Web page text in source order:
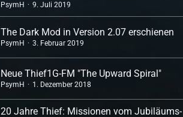
PsymH 9. Juli 2019
The Dark Mod in Version 2.07 erschienen
PsymH 3. Februar 2019
Neue Thief1G-FM "The Upward Spiral"
PsymH 1. Dezember 2018
20 Jahre Thief: Missionen vom Jubiläums-